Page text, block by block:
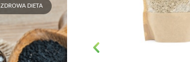
ZDROWA DIETA